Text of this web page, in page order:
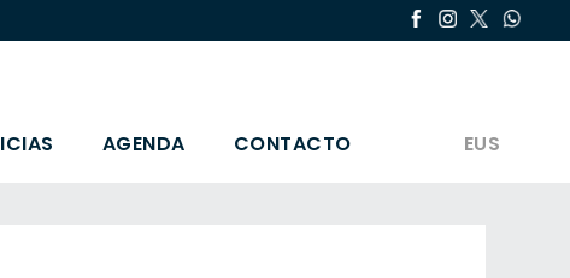
AGENDA CONTACTO EUS